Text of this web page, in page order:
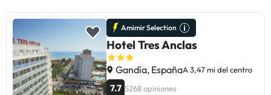
Amimir Selection
Hotel Tres Anclas
Gandía, EspañaA 3,47 mi del centro
7.7 5268 opiniones